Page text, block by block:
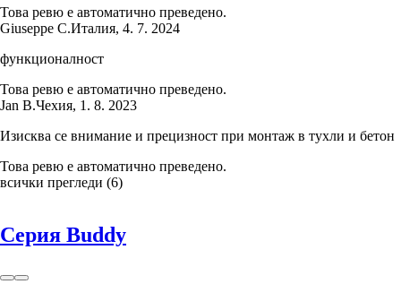
Това ревю е автоматично преведено.
Giuseppe C.Италия, 4. 7. 2024
функционалност
Това ревю е автоматично преведено.
Jan B.Чехия, 1. 8. 2023
Изисква се внимание и прецизност при монтаж в тухли и бетон
Това ревю е автоматично преведено.
всички прегледи (6)
Серия Buddy